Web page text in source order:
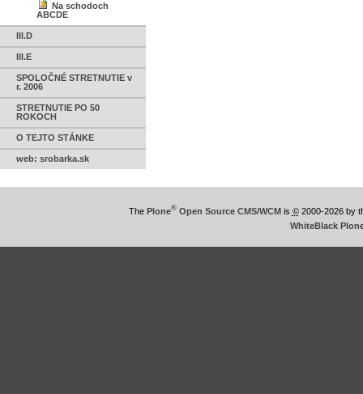
Na schodoch
ABCDE
III.D
III.E
SPOLOČNÉ STRETNUTIE v
r. 2006
STRETNUTIE PO 50
ROKOCH
O TEJTO STÁNKE
web: srobarka.sk
The Plone®Open Source CMS/WCMis ©2000-2026 by
WhiteBlack